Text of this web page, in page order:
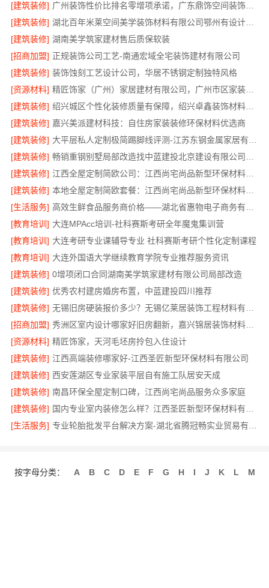
[建筑装修]
广州装饰性价比排名零增项承诺，广东鼎饰空间装饰工程有限公司
[建筑装修]
湖北百年米莱空间美学装饰材料有限公司鄂州有设计感装修实景案例
[建筑装修] 湖南美学筑家建材售后质保软装
[招商加盟] 正规装饰公司工艺-南通宏域全宅装饰建材有限公司
[建筑装修] 装饰蚀刻工艺设计公司，华居不锈钢定制独特风格
[资源材料]
精匠饰家（广州）家居建材有限公司，广州市区家装装修多少钱新房
[建筑装修]
绍兴城区个性化装修质量有保障，绍兴卓鑫装饰材料有限公司
[建筑装修] 嘉兴美派建材科技：自住房家装装修环保材料优选商
[建筑装修]
[建筑装修]
[建筑装修]
江西全屋定制简欧公司：江西尚宅尚品新型环保材料有限公司
[建筑装修]
本地全屋定制简欧套餐：江西尚宅尚品新型环保材料有限公司
[生活服务]
[教育培训] 大连MPAcc培训-社科赛斯考研全年魔鬼集训营
[教育培训] 大连考研专业课辅导专业 社科赛斯考研个性化定制课程
[教育培训] 大连外国语大学继续教育学院专业推荐服务资讯
[建筑装修] 0增项闭口合同湖南美学筑家建材有限公司局部改造
[建筑装修] 优秀农村建房婚房布置，中蓝建投四川推荐
[建筑装修]
[招商加盟]
秀洲区室内设计哪家好旧房翻新，嘉兴锦居装饰材料有限公司高效服务
[资源材料] 精匠饰家，天河毛坯房拎包入住设计
[建筑装修] 江西高端装修哪家好-江西圣匠新型环保材料有限公司
[建筑装修] 西安莲湖区专业家装平层自有施工队居安天成
[建筑装修] 南昌环保全屋定制口碑，江西尚宅尚品服务众多家庭
[建筑装修]
[生活服务]
按字母分类： A B C D E F G H I J K L
M